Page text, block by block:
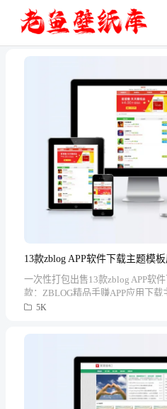
13款zblog APP软件下载主题模
一次性打包出售13款zblog APP软
款：ZBLOG精品手赚APP应用下载
5K